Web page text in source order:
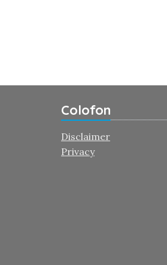
Colofon
Disclaimer
Privacy